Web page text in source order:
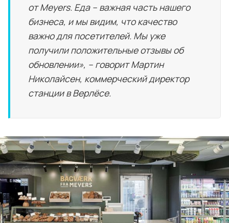
от Meyers. Еда – важная часть нашего
бизнеса, и мы видим, что качество
важно для посетителей. Мы уже
получили положительные отзывы об
обновлении», – говорит Мартин
Николайсен, коммерческий директор
станции в Верлёсе.